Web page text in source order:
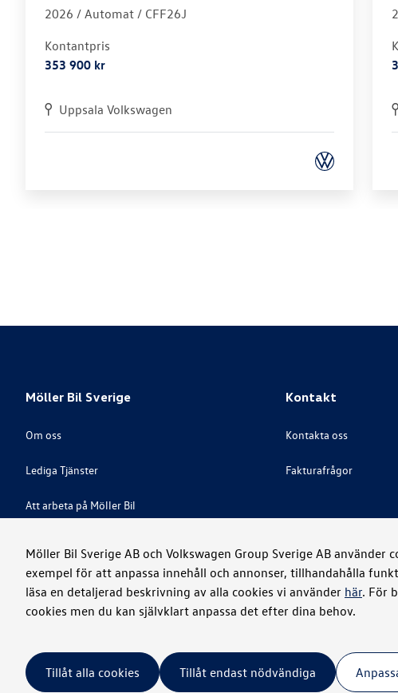
Möller Bil Sverige AB och Volkswagen Group Sverige AB
exempel för att anpassa innehåll och annonser, tillhandahålla
läsa en detaljerad beskrivning av alla cookies vi använder här. För
cookies men du kan självklart anpassa det efter dina behov.
Tillåt alla cookies Tillåt endast nödvändiga
2026 / Automat / CFF26J
Kontantpris
353 900 kr
Uppsala Volkswagen
Möller Bil Sverige
Om oss
Lediga Tjänster
Att arbeta på Möller Bil
Visselblåsare
Kontakt
Kontakta oss
Fakturafrågor
Juridiskt Integritet Cookies